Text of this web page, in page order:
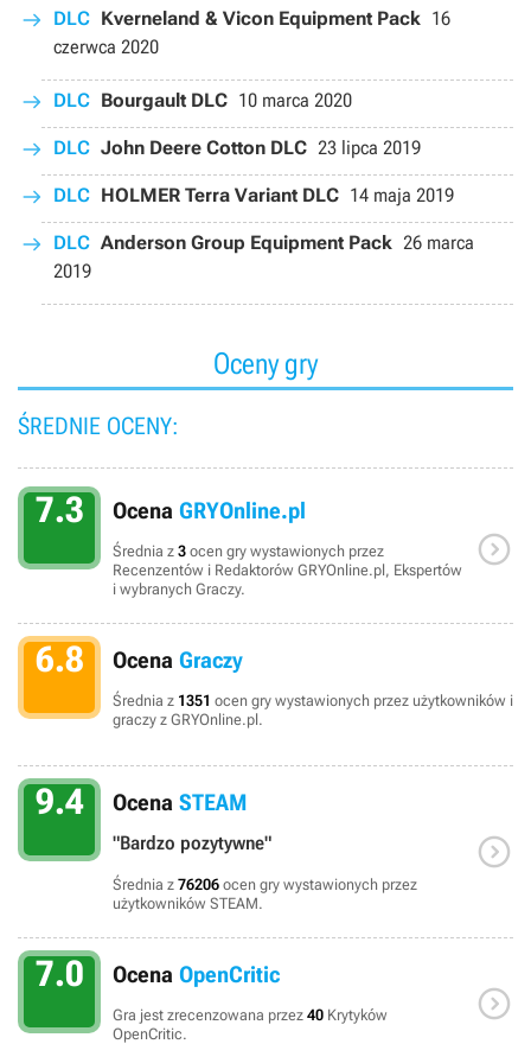
DLC Kverneland & Vicon Equipment Pack 16
czerwca 2020
DLC Bourgault DLC 10 marca 2020
DLC John Deere Cotton DLC 23 lipca 2019
DLC HOLMER Terra Variant DLC 14 maja 2019
DLC Anderson Group Equipment Pack 26 marca
2019
Oceny gry
ŚREDNIE OCENY:
7.3 Ocena GRYOnline.pl
Średnia z 3 ocen gry wystawionych przez
Recenzentów i Redaktorów GRYOnline.pl, Ekspertów
i wybranych Graczy.

6.8 Ocena Graczy
Średnia z 1351 ocen gry wystawionych przez użytkowników i
graczy z GRYOnline.pl.
9.4 Ocena STEAM
"Bardzo pozytywne"
Średnia z 76206 ocen gry wystawionych przez
użytkowników STEAM.

7.0 Ocena OpenCritic
Gra jest zrecenzowana przez 40 Krytyków
OpenCritic.
